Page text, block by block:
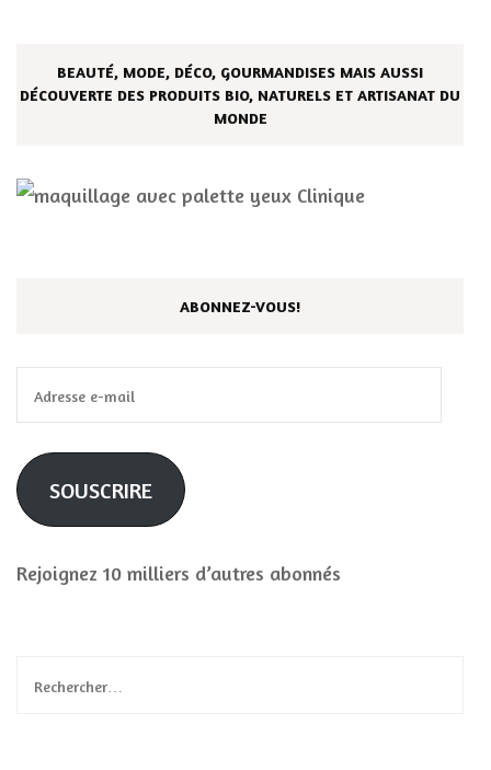
BEAUTÉ, MODE, DÉCO, GOURMANDISES MAIS AUSSI
DÉCOUVERTE DES PRODUITS BIO, NATURELS ET ARTISANAT DU
MONDE
ABONNEZ-VOUS!
e-
mail
SOUSCRIRE
Rejoignez 10 milliers d’autres abonnés
Rechercher :